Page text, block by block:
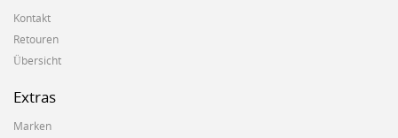
Kontakt
Retouren
Übersicht
Extras
Marken